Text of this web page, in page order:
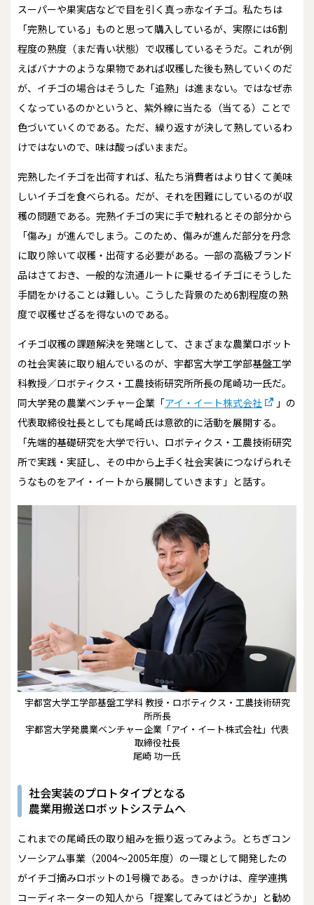
スーパーや果実店などで目を引く真っ赤なイチゴ。私たちは
「完熟している」ものと思って購入しているが、実際には6割
程度の熟度（まだ青い状態）で収穫しているそうだ。これが例
えばバナナのような果物であれば収穫した後も熟していくのだ
が、イチゴの場合はそうした「追熟」は進まない。ではなぜ赤
くなっているのかというと、紫外線に当たる（当てる）ことで
色づいていくのである。ただ、繰り返すが決して熟しているわ
けではないので、味は酸っぱいままだ。
完熟したイチゴを出荷すれば、私たち消費者はより甘くて美味
しいイチゴを食べられる。だが、それを困難にしているのが収
穫の問題である。完熟イチゴの実に手で触れるとその部分から
「傷み」が進んでしまう。このため、傷みが進んだ部分を丹念
に取り除いて収穫・出荷する必要がある。一部の高級ブランド
品はさておき、一般的な流通ルートに乗せるイチゴにそうした
手間をかけることは難しい。こうした背景のため6割程度の熟
度で収穫せざるを得ないのである。
イチゴ収穫の課題解決を発端として、さまざまな農業ロボット
の社会実装に取り組んでいるのが、宇都宮大学工学部基盤工学
科教授／ロボティクス・工農技術研究所所長の尾崎功一氏だ。
同大学発の農業ベンチャー企業「アイ・イート株式会社
」の
代表取締役社長としても尾崎氏は意欲的に活動を展開する。
「先端的基礎研究を大学で行い、ロボティクス・工農技術研究
所で実践・実証し、その中から上手く社会実装につなげられそ
うなものをアイ・イートから展開していきます」と話す。
宇都宮大学工学部基盤工学科 教授・ロボティクス・工農技術研究
所所長
宇都宮大学発農業ベンチャー企業「アイ・イート株式会社」代表
取締役社長
尾崎 功一氏
社会実装のプロトタイプとなる
農業用搬送ロボットシステムへ
これまでの尾崎氏の取り組みを振り返ってみよう。とちぎコン
ソーシアム事業（2004～2005年度）の一環として開発したの
がイチゴ摘みロボットの1号機である。きっかけは、産学連携
コーディネーターの知人から「提案してみてはどうか」と勧め